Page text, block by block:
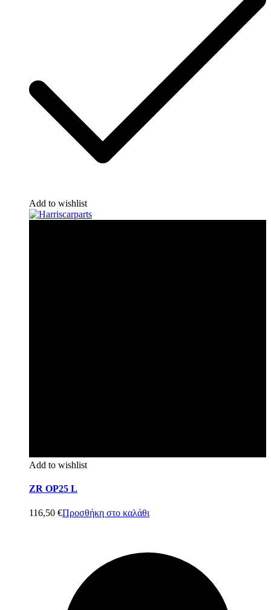
Add to wishlist
Add to wishlist
ZR OP25 L
116,50 €Προσθήκη στο καλάθι